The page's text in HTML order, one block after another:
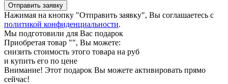
Отправить заявку
Нажимая на кнопку "Отправить заявку", Вы соглашаетесь с
политикой конфиденциальности.
Мы подготовили для Вас подарок
Приобретая товар "", Вы можете:
снизить стоимость этого товара на руб
и купить его по цене
Внимание! Этот подарок Вы можете активировать прямо
сейчас!